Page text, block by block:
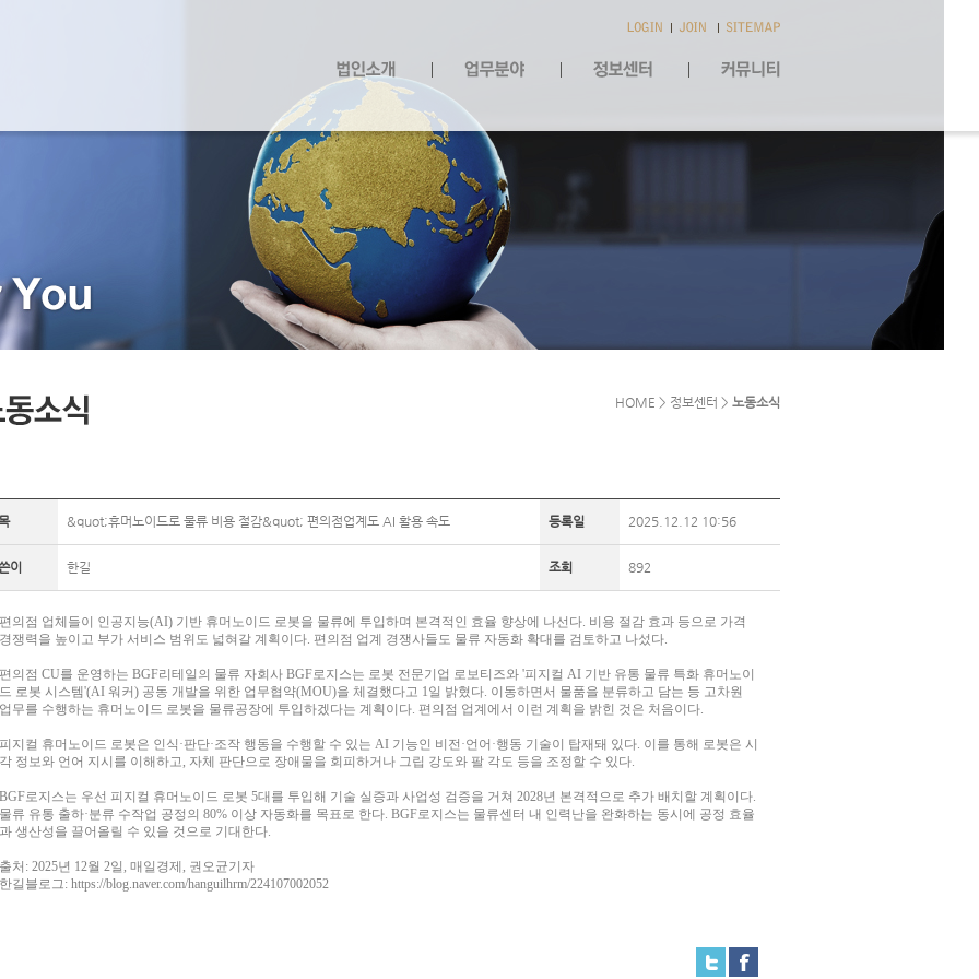
HOME > 정보센터 > 노동소식
&quot;휴머노이드로 물류 비용 절감&quot; 편의점업계도 AI 활용 속도 등록일 2025.12.12 10:56
이 한길 조회 892
편의점 업체들이 인공지능(AI) 기반 휴머노이드 로봇을 물류에 투입하며 본격적인 효율 향상에 나선다. 비용 절감 효과 등으로 가격
경쟁력을 높이고 부가 서비스 범위도 넓혀갈 계획이다. 편의점 업계 경쟁사들도 물류 자동화 확대를 검토하고 나섰다.
편의점 CU를 운영하는 BGF리테일의 물류 자회사 BGF로지스는 로봇 전문기업 로보티즈와 '피지컬 AI 기반 유통 물류 특화 휴머노이
드 로봇 시스템'(AI 워커) 공동 개발을 위한 업무협약(MOU)을 체결했다고 1일 밝혔다. 이동하면서 물품을 분류하고 담는 등 고차원
업무를 수행하는 휴머노이드 로봇을 물류공장에 투입하겠다는 계획이다. 편의점 업계에서 이런 계획을 밝힌 것은 처음이다.
피지컬 휴머노이드 로봇은 인식·판단·조작 행동을 수행할 수 있는 AI 기능인 비전·언어·행동 기술이 탑재돼 있다. 이를 통해 로봇은 시
각 정보와 언어 지시를 이해하고, 자체 판단으로 장애물을 회피하거나 그립 강도와 팔 각도 등을 조정할 수 있다.
BGF로지스는 우선 피지컬 휴머노이드 로봇 5대를 투입해 기술 실증과 사업성 검증을 거쳐 2028년 본격적으로 추가 배치할 계획이다.
물류 유통 출하·분류 수작업 공정의 80% 이상 자동화를 목표로 한다. BGF로지스는 물류센터 내 인력난을 완화하는 동시에 공정 효율
과 생산성을 끌어올릴 수 있을 것으로 기대한다.
출처: 2025년 12월 2일, 매일경제, 권오균기자
한길블로그: https://blog.naver.com/hanguilhrm/224107002052